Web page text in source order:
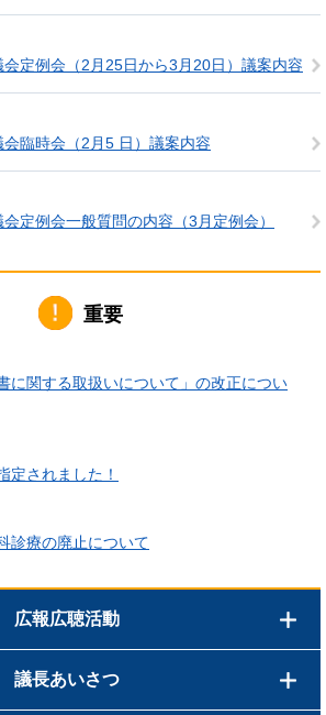
定例会（2月25日から3月20日）議案内容
臨時会（2月5 日）議案内容
定例会一般質問の内容（3月定例会）
重要
に関する取扱いについて」の改正につい
定されました！
診療の廃止について
広報広聴活動
議長あいさつ